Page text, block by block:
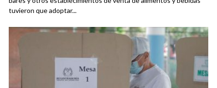
tuvieron que adoptar...